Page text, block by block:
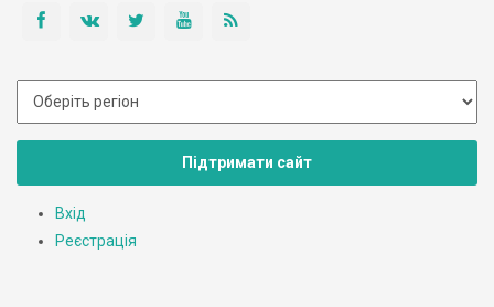
Підтримати сайт
Вхід
Реєстрація